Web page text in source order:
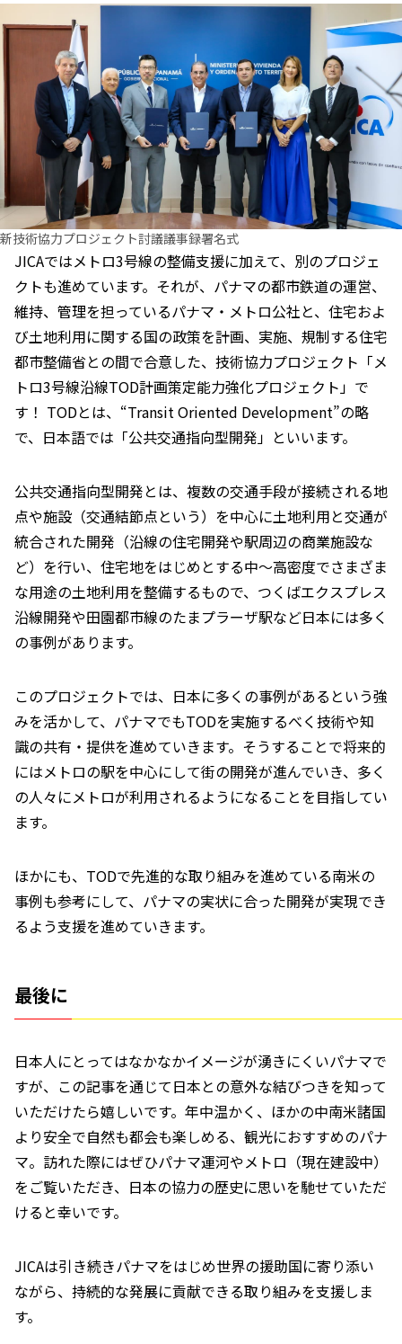
新技術協力プロジェクト討議議事録署名式
JICAではメトロ3号線の整備支援に加えて、別のプロジェ
クトも進めています。それが、パナマの都市鉄道の運営、
維持、管理を担っているパナマ・メトロ公社と、住宅およ
び土地利用に関する国の政策を計画、実施、規制する住宅
都市整備省との間で合意した、技術協力プロジェクト「メ
トロ3号線沿線TOD計画策定能力強化プロジェクト」で
す！ TODとは、“Transit Oriented Development”の略
で、日本語では「公共交通指向型開発」といいます。
公共交通指向型開発とは、複数の交通手段が接続される地
点や施設（交通結節点という）を中心に土地利用と交通が
統合された開発（沿線の住宅開発や駅周辺の商業施設な
ど）を行い、住宅地をはじめとする中～高密度でさまざま
な用途の土地利用を整備するもので、つくばエクスプレス
沿線開発や田園都市線のたまプラーザ駅など日本には多く
の事例があります。
このプロジェクトでは、日本に多くの事例があるという強
みを活かして、パナマでもTODを実施するべく技術や知
識の共有・提供を進めていきます。そうすることで将来的
にはメトロの駅を中心にして街の開発が進んでいき、多く
の人々にメトロが利用されるようになることを目指してい
ます。
ほかにも、TODで先進的な取り組みを進めている南米の
事例も参考にして、パナマの実状に合った開発が実現でき
るよう支援を進めていきます。
最後に
日本人にとってはなかなかイメージが湧きにくいパナマで
すが、この記事を通じて日本との意外な結びつきを知って
いただけたら嬉しいです。年中温かく、ほかの中南米諸国
より安全で自然も都会も楽しめる、観光におすすめのパナ
マ。訪れた際にはぜひパナマ運河やメトロ（現在建設中）
をご覧いただき、日本の協力の歴史に思いを馳せていただ
けると幸いです。
JICAは引き続きパナマをはじめ世界の援助国に寄り添い
ながら、持続的な発展に貢献できる取り組みを支援しま
す。